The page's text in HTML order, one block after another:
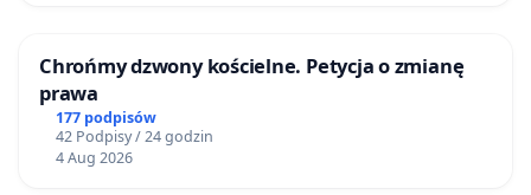
Chrońmy dzwony kościelne. Petycja o zmianę
prawa
177 podpisów
42 Podpisy / 24 godzin
4 Aug 2026